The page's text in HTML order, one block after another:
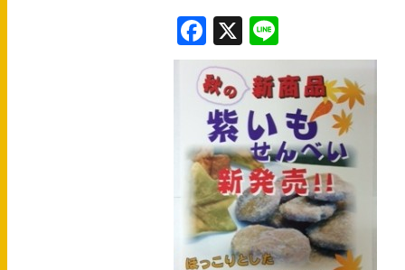
F
ac
e
b
o
o
k
X
n
e